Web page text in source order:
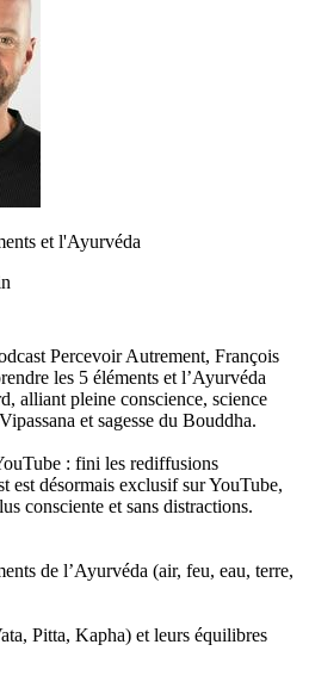
et l'Ayurvéda
Percevoir Autrement, François
les 5 éléments et l’Ayurvéda
alliant pleine conscience, science
et sagesse du Bouddha.
: fini les rediffusions
est désormais exclusif sur YouTube,
consciente et sans distractions.
de l’Ayurvéda (air, feu, eau, terre,
Pitta, Kapha) et leurs équilibres